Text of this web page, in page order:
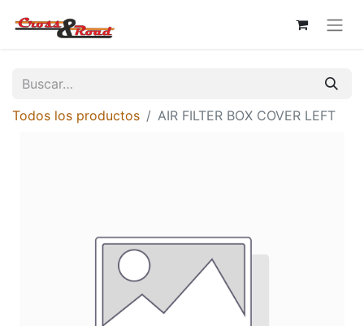
Todos los productos AIR FILTER BOX COVER LEFT